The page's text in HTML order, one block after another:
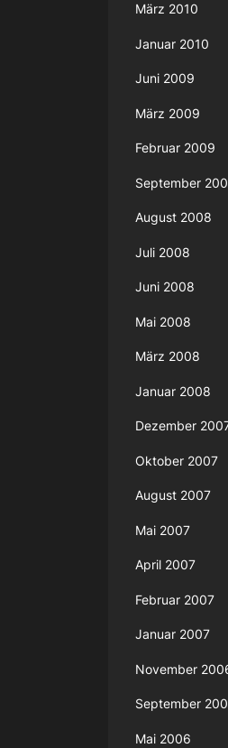
März 2010
Januar 2010
Juni 2009
März 2009
Februar 2009
September
August 2008
Juli 2008
Juni 2008
Mai 2008
März 2008
Januar 2008
Dezember
Oktober 2007
August 2007
Mai 2007
April 2007
Februar 2007
Januar 2007
November
September
Mai 2006